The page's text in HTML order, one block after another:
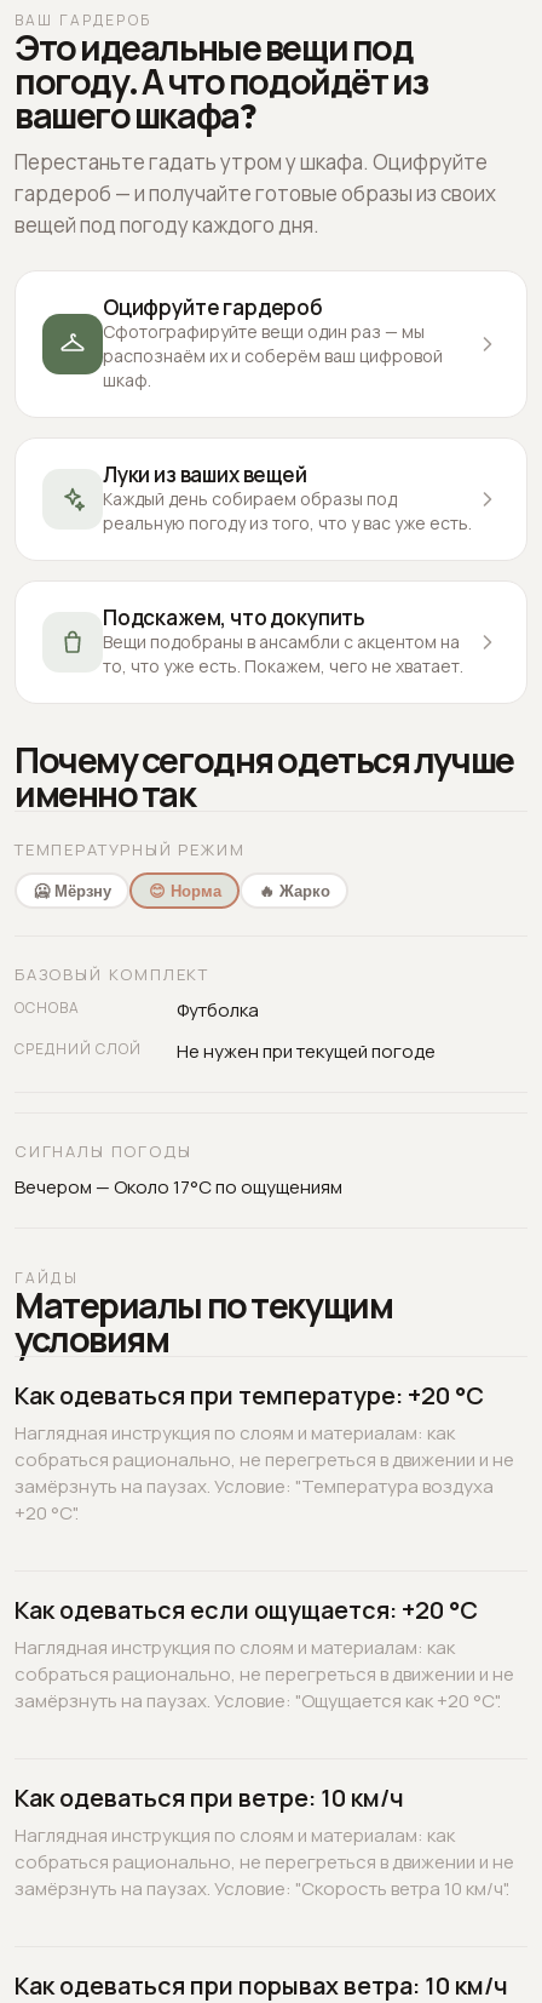
ВАШ ГАРДЕРОБ
Это идеальные вещи под
погоду. А что подойдёт из
вашего шкафа?
Перестаньте гадать утром у шкафа. Оцифруйте
гардероб — и получайте готовые образы из своих
вещей под погоду каждого дня.
Оцифруйте гардероб
Сфотографируйте вещи один раз — мы
распознаём их и соберём ваш цифровой
шкаф.
Луки из ваших вещей
Каждый день собираем образы под
реальную погоду из того, что у вас уже есть.
Подскажем, что докупить
Вещи подобраны в ансамбли с акцентом на
то, что уже есть. Покажем, чего не хватает.
Почему сегодня одеться лучше
именно так
ТЕМПЕРАТУРНЫЙ РЕЖИМ
🥶 Мёрзну 😊 Норма 🔥 Жарко
БАЗОВЫЙ КОМПЛЕКТ
ОСНОВА Футболка
СРЕДНИЙ СЛОЙ Не нужен при текущей погоде
СИГНАЛЫ ПОГОДЫ
Вечером — Около 17°C по ощущениям
ГАЙДЫ
Материалы по текущим
условиям
Как одеваться при температуре: +20 °C
Наглядная инструкция по слоям и материалам: как
собраться рационально, не перегреться в движении и не
замёрзнуть на паузах. Условие: "Температура воздуха
+20 °C".
Как одеваться если ощущается: +20 °C
Наглядная инструкция по слоям и материалам: как
собраться рационально, не перегреться в движении и не
замёрзнуть на паузах. Условие: "Ощущается как +20 °C".
Как одеваться при ветре: 10 км/ч
Наглядная инструкция по слоям и материалам: как
собраться рационально, не перегреться в движении и не
замёрзнуть на паузах. Условие: "Скорость ветра 10 км/ч".
Как одеваться при порывах ветра: 10 км/ч